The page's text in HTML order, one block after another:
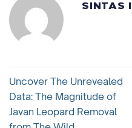
SINTAS
Uncover The Unrevealed
Data: The Magnitude of
Javan Leopard Removal